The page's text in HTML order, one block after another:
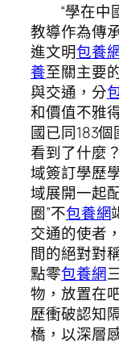
“學在中
教導作為傳
進文明包養
養至關主要
與交通，分
和價值不雅
國已同183
看到了什麼
域簽訂學歷
域展開一起
圈”不包養網
交通的使者
間的絕對對
點零包養網
物，放置在
歷衝破認知
橋，以深層